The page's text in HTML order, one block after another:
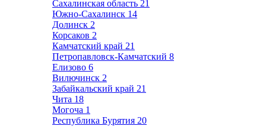
Сахалинская область 21
Южно-Сахалинск 14
Долинск 2
Корсаков 2
Камчатский край 21
Петропавловск-Камчатский 8
Елизово 6
Вилючинск 2
Забайкальский край 21
Чита 18
Могоча 1
Республика Бурятия 20